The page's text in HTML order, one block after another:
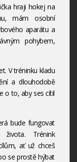
hraji hokej na
mám osobní
aparátu a
pohybem,
V tréninku kladu
a dlouhodobě
o to, aby ses cítil
bude fungovat
Trénink
ať už chceš
se prostě hýbat